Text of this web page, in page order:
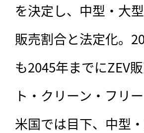
を決定し、中型・大
販売割合と法定化。
も2045年までにZEV
ト・クリーン・フリ
米国では目下、中型